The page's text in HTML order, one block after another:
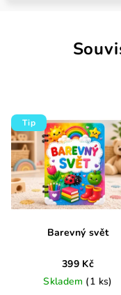
Tip
Barevný svět
399 Kč
Skladem (1 ks)